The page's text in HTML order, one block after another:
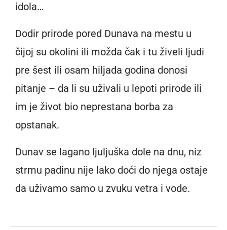
idola…
Dodir prirode pored Dunava na mestu u
čijoj su okolini ili možda čak i tu živeli ljudi
pre šest ili osam hiljada godina donosi
pitanje – da li su uživali u lepoti prirode ili
im je život bio neprestana borba za
opstanak.
Dunav se lagano ljuljuška dole na dnu, niz
strmu padinu nije lako doći do njega ostaje
da uživamo samo u zvuku vetra i vode.